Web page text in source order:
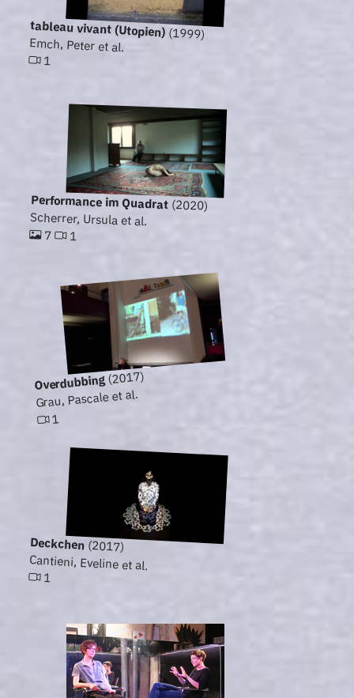
tableau vivant (Utopien)(1999)
Emch, Peter et al.
1
Performance im Quadrat(2020)
Scherrer, Ursula et al.
7 1
Overdubbing(2017)
Grau, Pascale et al.
1
Deckchen (2017)
Cantieni, Eveline et al.
1